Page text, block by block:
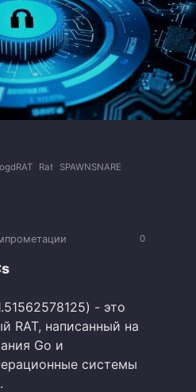
Rat SPAWNSNARE
0
- это
RAT, написанный на
Go и
системы